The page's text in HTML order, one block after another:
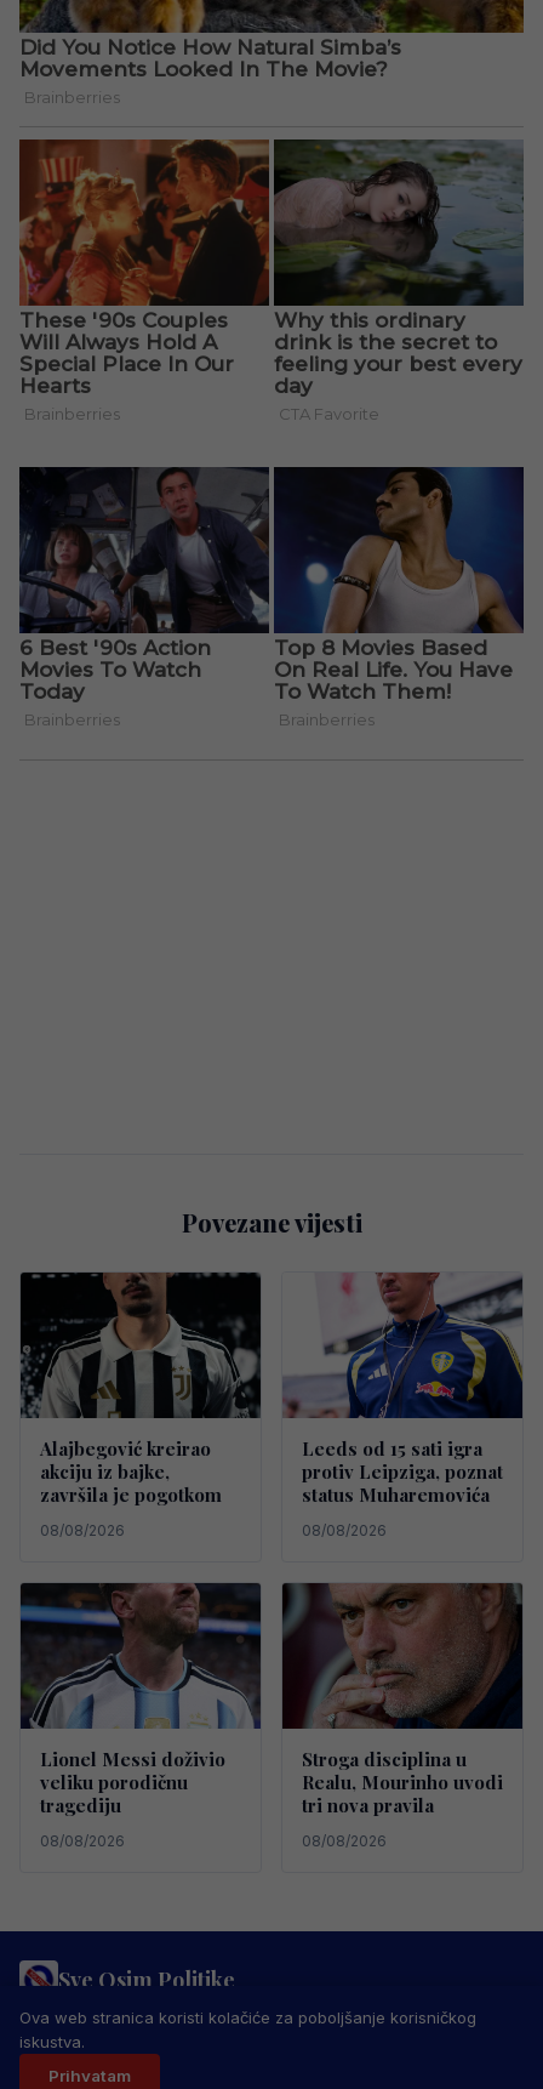
Povezane vijesti
Alajbegović kreirao
akciju iz bajke,
završila je pogotkom
08/08/2026
Leeds od 15 sati igra
protiv Leipziga, poznat
status Muharemovića
08/08/2026
Lionel Messi doživio
veliku porodičnu
tragediju
08/08/2026
Stroga disciplina u
Realu, Mourinho uvodi
tri nova pravila
08/08/2026
Sve Osim Politike
PRAVILA PRIVATNOSTIMARKETING USLOVI KORIŠTENJA
IMPRESSUM
© 2026 Sve Osim Politike. Sva prava zadržana.
Ova web stranica koristi kolačiće za poboljšanje korisničkog
iskustva.
Prihvatam